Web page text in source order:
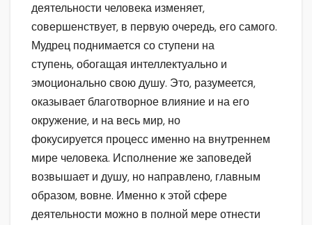
деятельности человека изменяет,
совершенствует, в первую очередь, его самого.
Мудрец поднимается со ступени на
ступень, обогащая интеллектуально и
эмоционально свою душу. Это, разумеется,
оказывает благотворное влияние и на его
окружение, и на весь мир, но
фокусируется процесс именно на внутреннем
мире человека. Исполнение же заповедей
возвышает и душу, но направлено, главным
образом, вовне. Именно к этой сфере
деятельности можно в полной мере отнести